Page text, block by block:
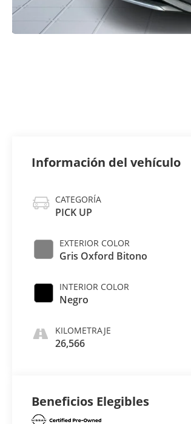
Información del vehículo
CATEGORÍA
PICK UP
EXTERIOR COLOR
Gris Oxford Bitono
INTERIOR COLOR
Negro
KILOMETRAJE
26,566
Beneficios Elegibles